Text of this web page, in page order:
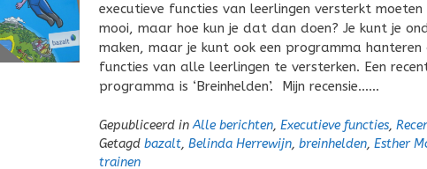
executieve functies van leerlingen versterkt
mooi, maar hoe kun je dat dan doen? Je kunt je
maken, maar je kunt ook een programma hanteren
functies van alle leerlingen te versterken. Een
programma is ‘Breinhelden’. Mijn recensie……
Gepubliceerd inAlle berichten, Executieve functies,
Getagd bazalt, Belinda Herrewijn, breinhelden, Esther
trainen